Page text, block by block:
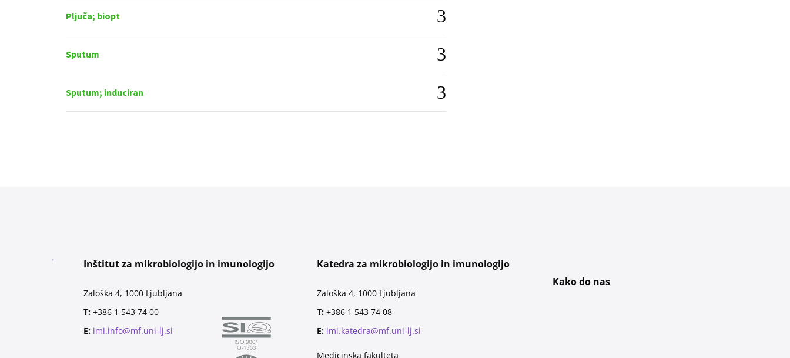
Pljuča; biopt
Sputum
Sputum; induciran
Inštitut za mikrobiologijo in imunologijo
Zaloška 4, 1000 Ljubljana
T: +386 1 543 74 00
E: imi.info@mf.uni-lj.si
Katedra za mikrobiologijo in imunologijo
Zaloška 4, 1000 Ljubljana
T: +386 1 543 74 08
E: imi.katedra@mf.uni-lj.si
Medicinska fakulteta
Kako do nas